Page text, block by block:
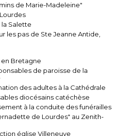
de Marie-Madeleine"
Salette
les pas de Ste Jeanne Antide,
Bretagne
de paroisse de la
des adultes à la Cathédrale
diocésains catéchèse
à la conduite des funérailles
de Lourdes" au Zenith-
église Villeneuve